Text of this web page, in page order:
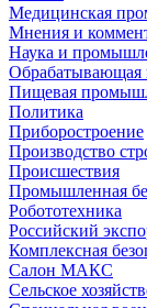
Медицинская
Мнения и
Наука и
Обрабатывающая
Пищевая
Политика
Приборостроение
Производство
Происшествия
Промышленная
Робототехника
Российский
Комплексная
Салон МАКС
Сельское